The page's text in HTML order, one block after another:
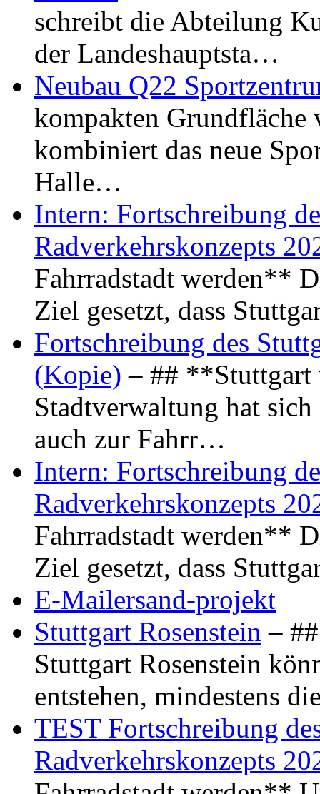
schreibt die Abteilung
der Landeshauptsta…
Neubau Q22
kompakten Grundfläche
kombiniert das neue
Halle…
Intern: Fortschreibung
Radverkehrskonzepts
Fahrradstadt werden**
Ziel gesetzt, dass
Fortschreibung des
(Kopie) – ## **Stuttgart
Stadtverwaltung hat
auch zur Fahrr…
Intern: Fortschreibung
Radverkehrskonzepts
Fahrradstadt werden**
Ziel gesetzt, dass
E-Mailersand-projekt
Stuttgart Rosenstein –
Stuttgart Rosenstein
entstehen, mindestens
TEST Fortschreibung
Radverkehrskonzepts